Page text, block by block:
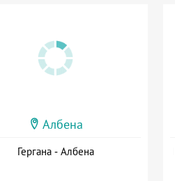
Албена
Гергана - Албена